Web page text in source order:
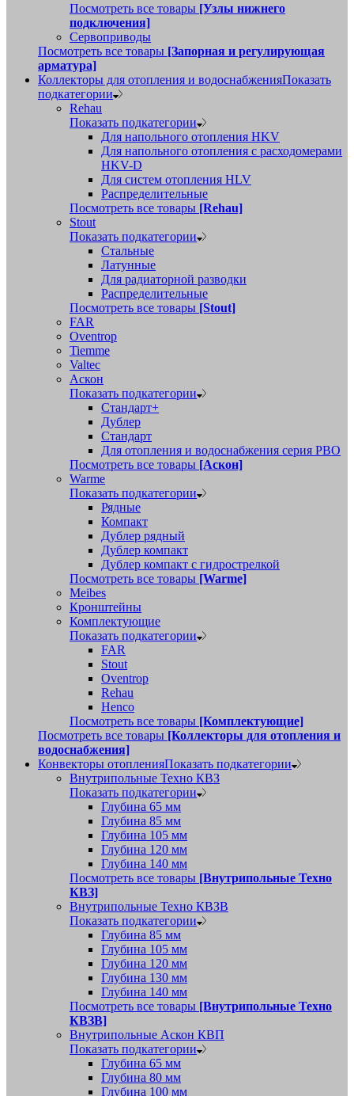
Посмотреть все товары [Узлы нижнего
подключения]
Сервоприводы
Посмотреть все товары [Запорная и регулирующая
арматура]
Коллекторы для отопления и водоснабженияПоказать
подкатегории
Rehau
Показать подкатегории
Для напольного отопления HKV
Для напольного отопления с расходомерами
HKV-D
Для систем отопления HLV
Распределительные
Посмотреть все товары [Rehau]
Stout
Показать подкатегории
Стальные
Латунные
Для радиаторной разводки
Распределительные
Посмотреть все товары [Stout]
FAR
Oventrop
Tiemme
Valtec
Аскон
Показать подкатегории
Стандарт+
Дублер
Стандарт
Для отопления и водоснабжения серия РВО
Посмотреть все товары [Аскон]
Warme
Показать подкатегории
Рядные
Компакт
Дублер рядный
Дублер компакт
Дублер компакт с гидрострелкой
Посмотреть все товары [Warme]
Meibes
Кронштейны
Комплектующие
Показать подкатегории
FAR
Stout
Oventrop
Rehau
Henco
Посмотреть все товары [Комплектующие]
Посмотреть все товары [Коллекторы для отопления и
водоснабжения]
Конвекторы отопленияПоказать подкатегории
Внутрипольные Техно КВЗ
Показать подкатегории
Глубина 65 мм
Глубина 85 мм
Глубина 105 мм
Глубина 120 мм
Глубина 140 мм
Посмотреть все товары [Внутрипольные Техно
КВЗ]
Внутрипольные Техно КВЗВ
Показать подкатегории
Глубина 85 мм
Глубина 105 мм
Глубина 120 мм
Глубина 130 мм
Глубина 140 мм
Посмотреть все товары [Внутрипольные Техно
КВЗВ]
Внутрипольные Аскон КВП
Показать подкатегории
Глубина 65 мм
Глубина 80 мм
Глубина 100 мм